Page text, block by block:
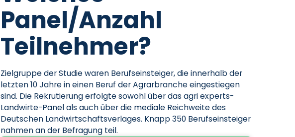
Panel/Anzahl
Teilnehmer?
Zielgruppe der Studie waren Berufseinsteiger, die innerhalb der
letzten 10 Jahre in einen Beruf der Agrarbranche eingestiegen
sind. Die Rekrutierung erfolgte sowohl über das agri experts-
Landwirte-Panel als auch über die mediale Reichweite des
Deutschen Landwirtschaftsverlages. Knapp 350 Berufseinsteiger
nahmen an der Befragung teil.